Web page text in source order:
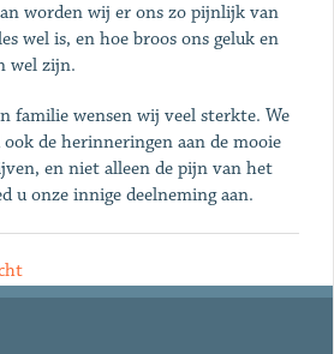
worden wij er ons zo pijnlijk van
wel is, en hoe broos ons geluk en
wel zijn.
familie wensen wij veel sterkte. We
de herinneringen aan de mooie
en niet alleen de pijn van het
u onze innige deelneming aan.